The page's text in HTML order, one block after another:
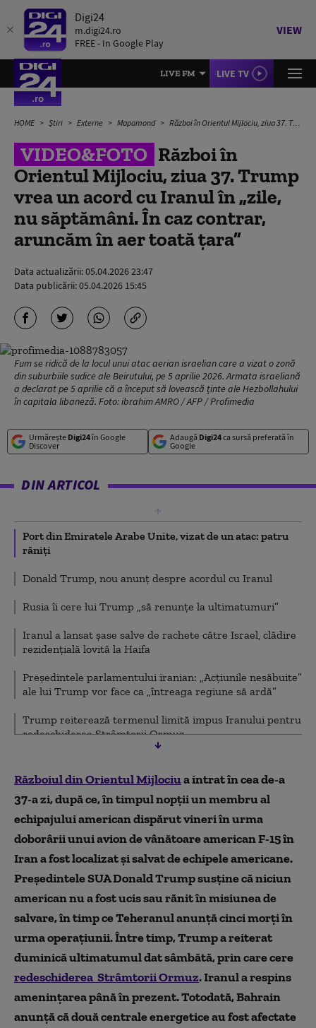
Digi24
m.digi24.ro
FREE - In Google Play
VIEW
LIVE FM LIVE TV
HOME Știri Externe Mapamond Război în Orientul Mijlociu, ziua 37. Trump vrea un acord cu Iranul în „zile, nu săptămâni. În caz contrar, aruncăm în aer toată țara”
VIDEO&FOTO Război în
Orientul Mijlociu, ziua 37. Trump
vrea un acord cu Iranul în „zile,
nu săptămâni. În caz contrar,
aruncăm în aer toată țara”
Data actualizării:05.04.2026 23:47
Data publicării:05.04.2026 15:45
Fum se ridică de la locul unui atac aerian israelian care a vizat o zonă
din suburbiile sudice ale Beirutului, pe 5 aprilie 2026. Armata israeliană
a declarat pe 5 aprilie că a început să lovească ținte ale Hezbollahului
în capitala libaneză. Foto: ibrahim AMRO / AFP / Profimedia
Urmărește Digi24în Google
Discover
Adaugă Digi24ca sursă preferată în
Google
DIN ARTICOL
Port din Emiratele Arabe Unite, vizat de un atac: patru
răniţi
Donald Trump, nou anunț despre acordul cu Iranul
Rusia îi cere lui Trump „să renunțe la ultimatumuri”
Iranul a lansat şase salve de rachete către Israel, clădire
rezidenţială lovită la Haifa
Președintele parlamentului iranian: „Acțiunile nesăbuite”
ale lui Trump vor face ca „întreaga regiune să ardă”
Trump reiterează termenul limită impus Iranului pentru
redeschiderea Strâmtorii Ormuz
Trump la adresa Iranului
Președintele SUA amenință Iranul cu preluarea
petrolului
Trump, la televiziunea israeliană: Ne temeam de o
ambuscadă
Patru persoane au murit și 39 au fost rănite în urma
atacului din Beirut
Iranul și Omanul discută despre Strâmtoarea Ormuz
Zelenski a sosit în Siria pentru discuții pe tema apărării
Trump, dezlănțuit la adresa Iranului
Războiul din Orientul Mijlociua intrat în cea de-a
37-a zi, după ce, în timpul nopții un membru al
echipajului american dispărut vineri în urma
doborârii unui avion de vânătoare american F-15 în
Iran a fost localizat și salvat de echipele americane.
Președintele SUA Donald Trump susține că niciun
american nu a fost ucis sau rănit în misiunea de
salvare, în timp ce Teheranul anunță cinci morți în
urma operațiunii. Între timp, Trump a reiterat
duminică ultimatumul dat sâmbătă,prin care cere
redeschiderea Strâmtorii Ormuz. Iranul a respins
amenințarea până în prezent. Totodată, Bahrain
anunţă că două centrale energetice au fost afectate